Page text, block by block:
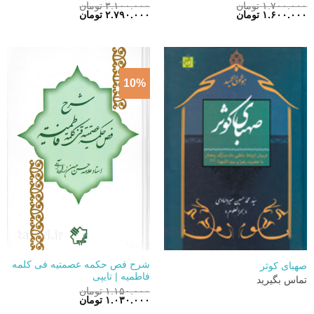
۱.۷۰۰.۰۰۰ تومان
قیمت
۱.۶۰۰.۰۰۰ تومانقیمت
۳.۱۰۰.۰۰۰ تومان
قیمت
۲.۷۹۰.۰۰۰ تومانقیمت
صهبای کوثر
تماس بگیرید
10%
شرح فص حکمه عصمتیه فی کلمه
فاطمیه | تایپی
۱.۱۵۰.۰۰۰ تومان
قیمت
۱.۰۳۰.۰۰۰ تومانقیمت